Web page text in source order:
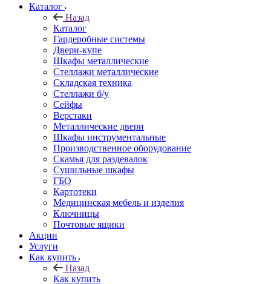
Каталог
Назад
Каталог
Гардеробные системы
Двери-купе
Шкафы металлические
Стеллажи металлические
Складская техника
Стеллажи б/у
Сейфы
Верстаки
Металлические двери
Шкафы инструментальные
Производственное оборудование
Скамья для раздевалок
Сушильные шкафы
ГБО
Картотеки
Медицинская мебель и изделия
Ключницы
Почтовые ящики
Акции
Услуги
Как купить
Назад
Как купить